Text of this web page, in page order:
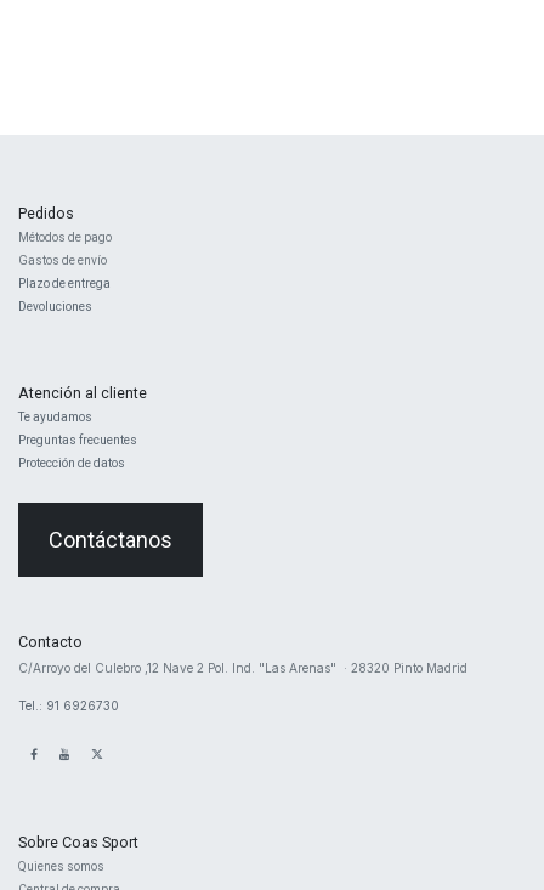
Pedidos
Métodos de pago
Gastos de envío
Plazo de entrega
Devoluciones
Atención al cliente
Te ayudamos
Preguntas frecuentes
Protección de datos
Contáctanos
Contacto
​C/Arroyo del Culebro ,12 Nave 2 ​Pol. Ind. "Las Arenas" · 28320 Pinto Madrid
Tel.: 91 6926730
Sobre Coas Sport
Quienes ​somos